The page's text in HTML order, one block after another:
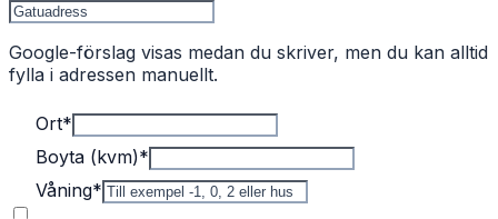
Google-förslag visas medan du skriver, men du kan alltid
fylla i adressen manuellt.
Ort*
Boyta (kvm)*
Våning*